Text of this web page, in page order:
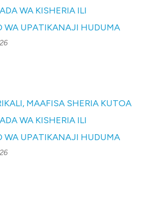
WA KISHERIA ILI
WA UPATIKANAJI HUDUMA
MAAFISA SHERIA KUTOA
WA KISHERIA ILI
WA UPATIKANAJI HUDUMA